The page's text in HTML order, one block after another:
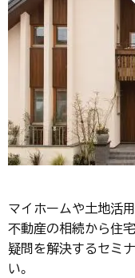
マイホームや土地活
不動産の相続から住
疑問を解決するセミ
い。